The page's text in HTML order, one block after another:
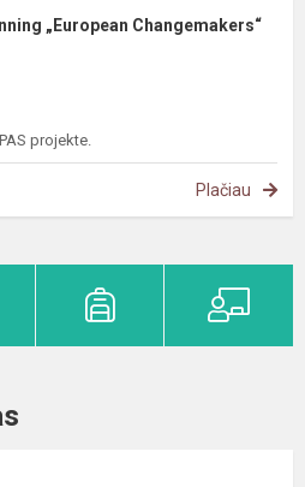
„European Changemakers“
projekte.
Plačiau